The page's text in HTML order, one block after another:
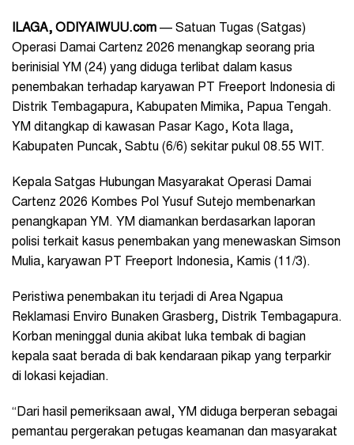
ILAGA, ODIYAIWUU.com — Satuan Tugas (Satgas)
Operasi Damai Cartenz 2026 menangkap seorang pria
berinisial YM (24) yang diduga terlibat dalam kasus
penembakan terhadap karyawan PT Freeport Indonesia di
Distrik Tembagapura, Kabupaten Mimika, Papua Tengah.
YM ditangkap di kawasan Pasar Kago, Kota Ilaga,
Kabupaten Puncak, Sabtu (6/6) sekitar pukul 08.55 WIT.
Kepala Satgas Hubungan Masyarakat Operasi Damai
Cartenz 2026 Kombes Pol Yusuf Sutejo membenarkan
penangkapan YM. YM diamankan berdasarkan laporan
polisi terkait kasus penembakan yang menewaskan Simson
Mulia, karyawan PT Freeport Indonesia, Kamis (11/3).
Peristiwa penembakan itu terjadi di Area Ngapua
Reklamasi Enviro Bunaken Grasberg, Distrik Tembagapura.
Korban meninggal dunia akibat luka tembak di bagian
kepala saat berada di bak kendaraan pikap yang terparkir
di lokasi kejadian.
“Dari hasil pemeriksaan awal, YM diduga berperan sebagai
pemantau pergerakan petugas keamanan dan masyarakat